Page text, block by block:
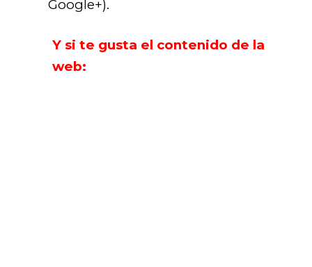
Google+).
Y si te gusta el contenido de la
web: